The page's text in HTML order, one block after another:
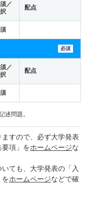
／
配点
必須
／
配点
述問題。
すので、必ず大学発表
項」をホームページな
ても、大学発表の「入
をホームページなどで確